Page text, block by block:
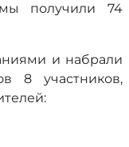
получили 74
и набрали
8 участников,